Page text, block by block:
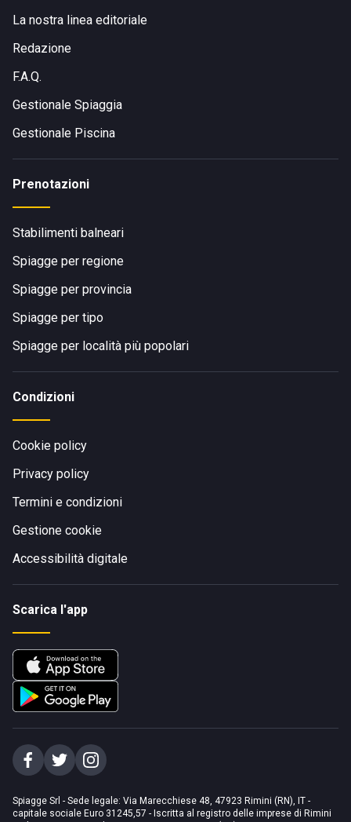
La nostra linea editoriale
Redazione
F.A.Q.
Gestionale Spiaggia
Gestionale Piscina
Prenotazioni
Stabilimenti balneari
Spiagge per regione
Spiagge per provincia
Spiagge per tipo
Spiagge per località più popolari
Condizioni
Cookie policy
Privacy policy
Termini e condizioni
Gestione cookie
Accessibilità digitale
Scarica l'app
Spiagge Srl - Sede legale: Via Marecchiese 48, 47923 Rimini (RN), IT -
capitale sociale Euro 31245,57 - Iscritta al registro delle imprese di Rimini